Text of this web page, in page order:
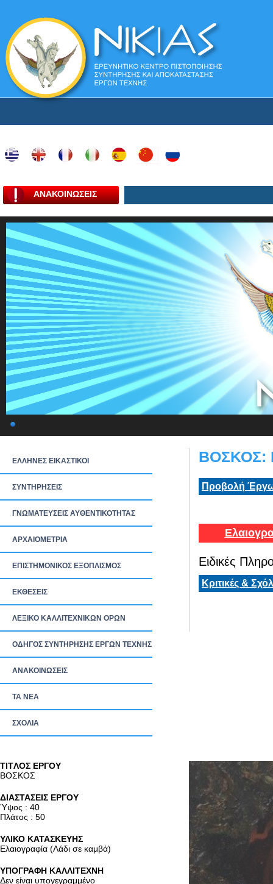
ΑΝΑΚΟΙΝΩΣΕΙΣ
ΕΛΛΗΝΕΣ ΕΙΚΑΣΤΙΚΟΙ
ΣΥΝΤΗΡΗΣΕΙΣ
ΓΝΩΜΑΤΕΥΣΕΙΣ ΑΥΘΕΝΤΙΚΟΤΗΤΑΣ
ΑΡΧΑΙΟΜΕΤΡΙΑ
ΕΠΙΣΤΗΜΟΝΙΚΟΣ ΕΞΟΠΛΙΣΜΟΣ
ΕΚΘΕΣΕΙΣ
ΛΕΞΙΚΟ ΚΑΛΛΙΤΕΧΝΙΚΩΝ ΟΡΩΝ
ΟΔΗΓΟΣ ΣΥΝΤΗΡΗΣΗΣ ΕΡΓΩΝ ΤΕΧΝΗΣ
ΑΝΑΚΟΙΝΩΣΕΙΣ
ΤΑ ΝEΑ
ΣΧΟΛΙΑ
ΒΟΣΚΟΣ:
Προβολή
Ειδικές
Κριτικές &
TITΛΟΣ ΕΡΓΟΥ
ΒΟΣΚΟΣ
ΔΙΑΣΤΑΣΕΙΣ ΕΡΓΟΥ
Ύψος : 40
Πλάτος : 50
ΥΛΙΚΟ ΚΑΤΑΣΚΕΥΗΣ
Ελαιογραφία (Λάδι σε καμβά)
ΥΠΟΓΡΑΦΗ ΚΑΛΛΙΤΕΧΝΗ
Δεν είναι υπογεγραμμένο